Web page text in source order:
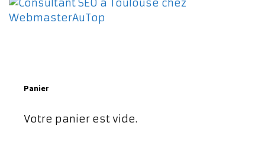
Panier
Votre panier est vide.